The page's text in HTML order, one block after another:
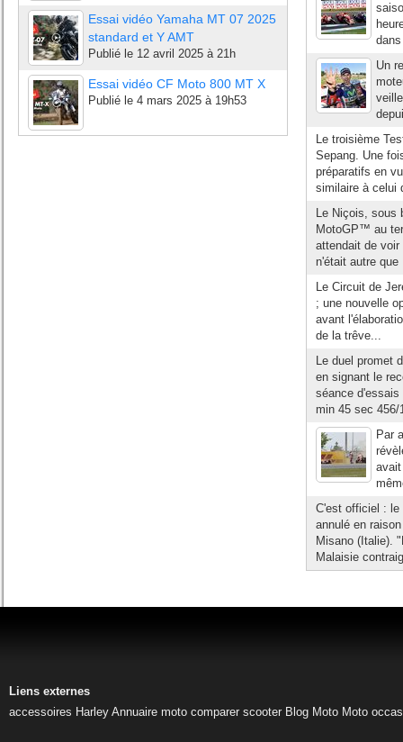
Essai vidéo Yamaha MT 07 2025
standard et Y AMT
Publié le 12 avril 2025 à 21h
Essai vidéo CF Moto 800 MT X
Publié le 4 mars 2025 à 19h53
Un
Le troisième
Sepang. Une
préparatifs en
similaire à celui
Le Niçois, sous
MotoGP™ au
attendait de voir
n'était autre
Le Circuit de
; une nouvelle
avant
de la trêve...
Le duel promet
en signant le
séance
min 45 sec
Par
C'est officiel : le
annulé en
Misano (Italie).
Malaisie
Liens externes
accessoires Harley Annuaire moto comparer scooter Blog Moto Moto